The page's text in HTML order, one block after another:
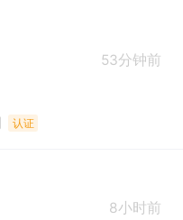
53分钟前
认证
8小时前